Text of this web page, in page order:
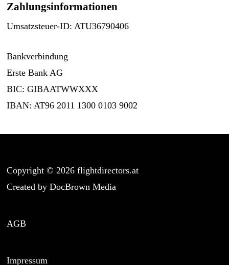
Zahlungsinformationen
Umsatzsteuer-ID: ATU36790406
Bankverbindung
Erste Bank AG
BIC: GIBAATWWXXX
IBAN: AT96 2011 1300 0103 9002
Copyright ©2026 flightdirectors.at
Created byDocBrown Media
AGB
Impressum